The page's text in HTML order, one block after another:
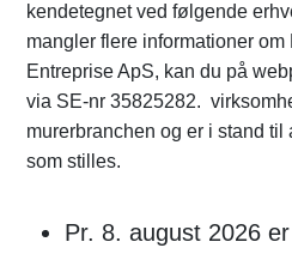
kendetegnet ved følgende
mangler flere informationer
Entreprise ApS, kan du på
via SE-nr 35825282.
murerbranchen og er i stand til
som stilles.
Pr. 8. august 2026